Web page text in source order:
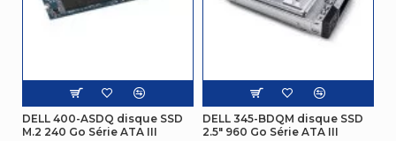
DELL 400-ASDQ disque SSD
M.2 240 Go Série ATA III
DELL 345-BDQM disque SSD
2.5" 960 Go Série ATA III